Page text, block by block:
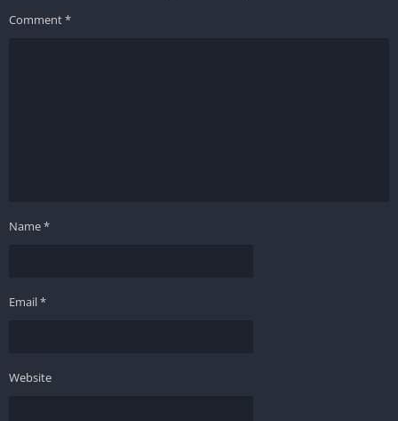
Comment*
Name*
Email*
Website